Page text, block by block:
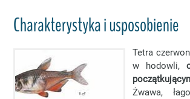
Charakterystyka i usposobienie
Tetra
w hodowli,
Żwawa,